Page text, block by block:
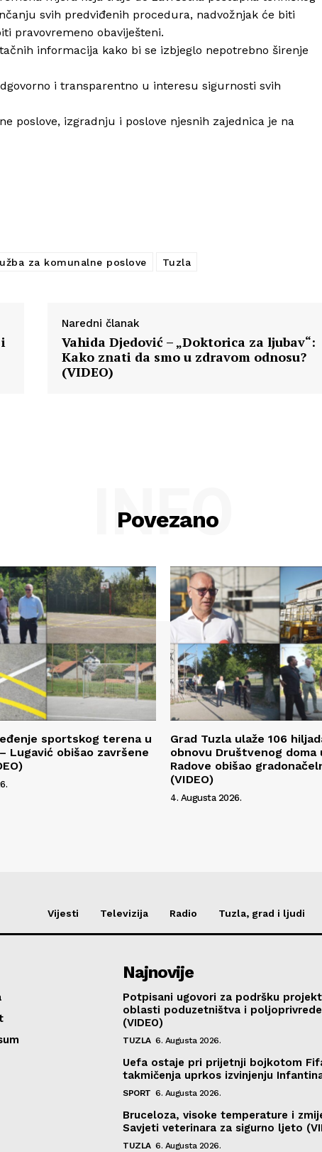
svih predviđenih procedura, nadvožnjak će biti
pravovremeno obaviješteni.
informacija kako bi se izbjeglo nepotrebno širenje
i transparentno u interesu sigurnosti svih
poslove, izgradnju i poslove njesnih zajednica je na
za komunalne poslove Tuzla
Naredni članak
Vahida Djedović – „Doktorica za ljubav“:
Kako znati da smo u zdravom odnosu?
(VIDEO)
Povezano
INFO
sportskog terena u
Lugavić obišao završene
Grad Tuzla ulaže 106
obnovu Društvenog doma
Radove obišao
(VIDEO)
4. Augusta 2026.
Vijesti Televizija Radio Tuzla, grad i ljudi
Najnovije
Potpisani ugovori za podršku
oblasti poduzetništva i poljoprivrede
(VIDEO)
TUZLA 6. Augusta 2026.
Uefa ostaje pri prijetnji bojkotom
takmičenja uprkos izvinjenju
SPORT 6. Augusta 2026.
Bruceloza, visoke temperature i
Savjeti veterinara za sigurno ljeto
TUZLA 6. Augusta 2026.